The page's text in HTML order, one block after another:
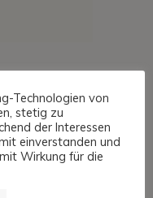
modernen
Technologien von
stetig zu
der Interessen
einverstanden und
Wirkung für die